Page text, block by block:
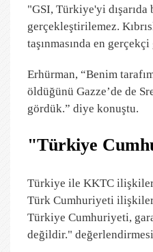
"GSI, Türkiye'yi
gerçekleştirilemez.
taşınmasında en
Erhürman, “Benim
öldüğünü Gazze’de de
gördük.” diye konuştu.
"Türkiye
Türkiye ile KKTC
Türk Cumhuriyeti
Türkiye Cumhuriyeti,
değildir."